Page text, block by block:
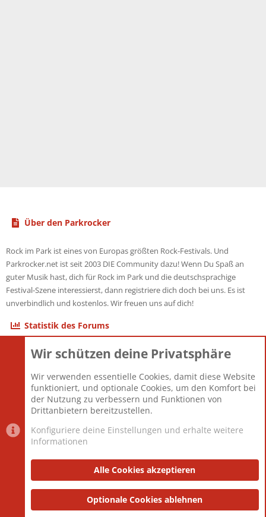
Über den Parkrocker
Rock im Park ist eines von Europas größten Rock-Festivals. Und
Parkrocker.net ist seit 2003 DIE Community dazu! Wenn Du Spaß an
guter Musik hast, dich für Rock im Park und die deutschsprachige
Festival-Szene interessierst, dann registriere dich doch bei uns. Es ist
unverbindlich und kostenlos. Wir freuen uns auf dich!
Statistik des Forums
Themen
Mitglieder
12.427
Neuestes Mitglied
Berlin
Datenschutzerklärung Impressum
Community platform by XenForo® © 2010-2025 XenForo Ltd.
and add-ons by ThemeHouse
Wir schützen deine Privatsphäre
Wir verwenden essentielle Cookies, damit diese Website
funktioniert, und optionale Cookies, um den Komfort bei
der Nutzung zu verbessern und Funktionen von
Drittanbietern bereitzustellen.
Konfiguriere deine Einstellungen und erhalte weitere
Informationen
Alle Cookies akzeptieren
Optionale Cookies ablehnen